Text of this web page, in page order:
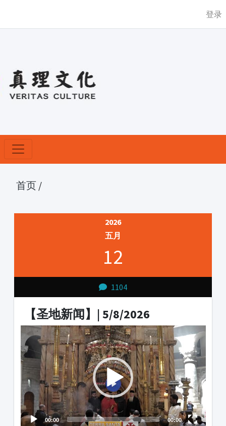
登录
首页 /
2026
五月
12
1104
【圣地新闻】| 5/8/2026
Video
Player
00:00 00:00